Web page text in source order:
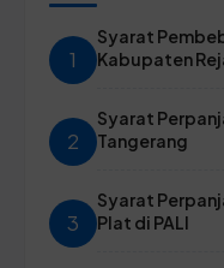
1
Syarat
Kabupaten
2
Syarat
Tangerang
3
Syarat
Plat di PALI